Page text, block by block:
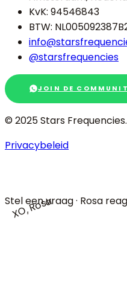
KvK: 94546843
BTW:
@starsfrequencies
JOIN DE
© 2025 Stars Frequencies.
Privacybeleid
XO, Rosa
Stel een vraag · Rosa